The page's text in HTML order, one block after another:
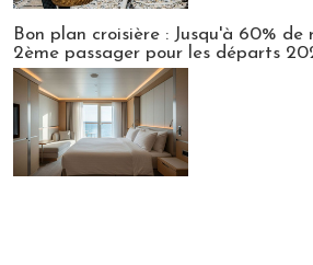
Bon plan croisière : Jusqu'à 60% de
2ème passager pour les départs